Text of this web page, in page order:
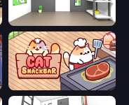
Paint Room Escape
Cat Snack Bar